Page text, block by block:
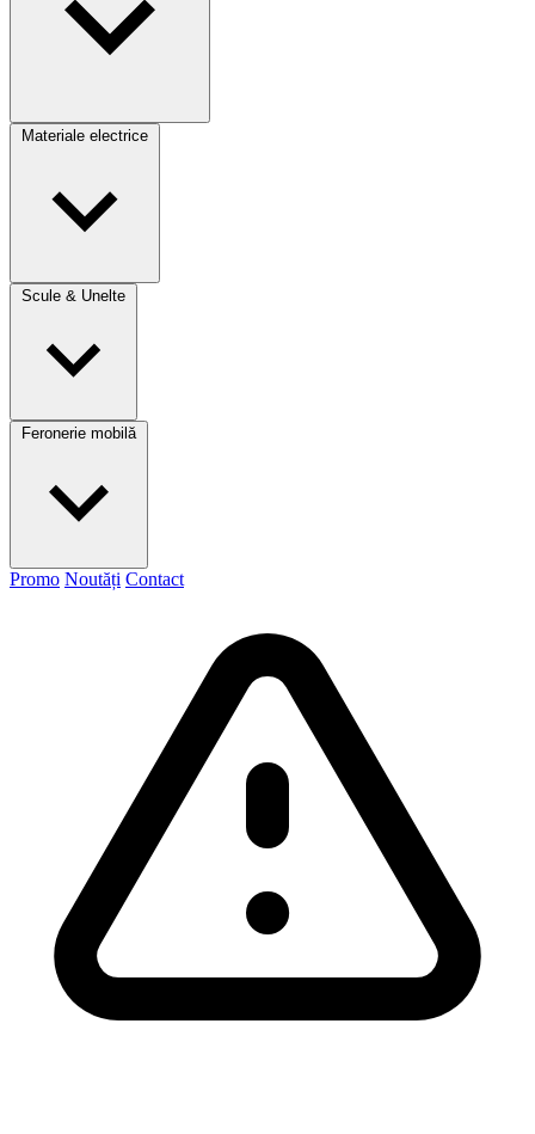
Materiale electrice
Scule & Unelte
Feronerie mobilă
Promo Noutăți Contact